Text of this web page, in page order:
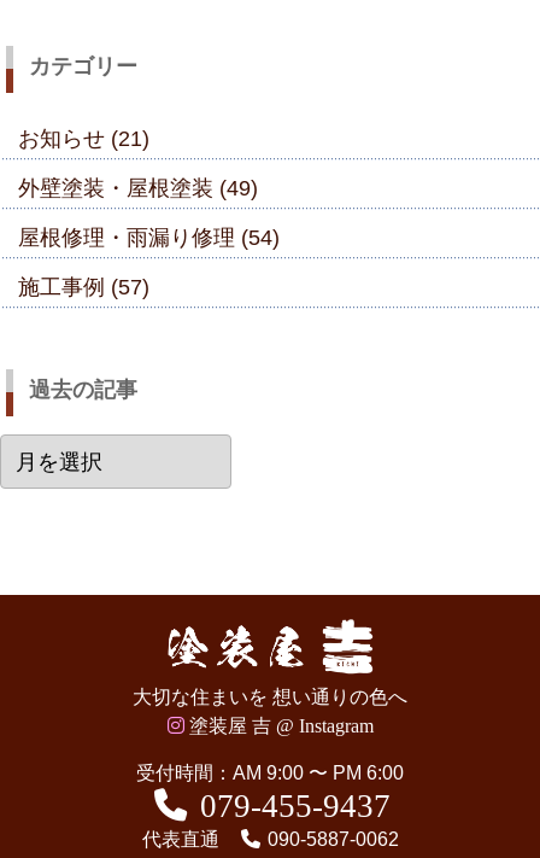
カテゴリー
お知らせ (21)
外壁塗装・屋根塗装 (49)
屋根修理・雨漏り修理 (54)
施工事例 (57)
過去の記事
去
大切な住まいを 想い通りの色へ
塗装屋 吉 @ Instagram
受付時間：AM 9:00 〜 PM 6:00
079-455-9437
代表直通 090-5887-0062